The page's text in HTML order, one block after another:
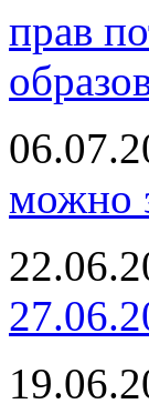
прав
можно